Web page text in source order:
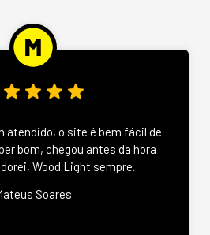
atendido, o site é bem fácil de
bom, chegou antes da hora
Wood Light sempre.
Soares